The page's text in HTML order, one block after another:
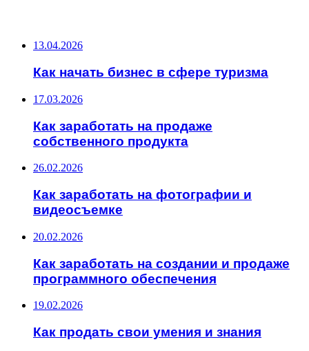
13.04.2026
Как начать бизнес в сфере туризма
17.03.2026
Как заработать на продаже
собственного продукта
26.02.2026
Как заработать на фотографии и
видеосъемке
20.02.2026
Как заработать на создании и продаже
программного обеспечения
19.02.2026
Как продать свои умения и знания